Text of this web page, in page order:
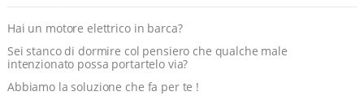
Hai un motore elettrico in barca?
Sei stanco di dormire col pensiero che qualche male
intenzionato possa portartelo via?
Abbiamo la soluzione che fa per te !